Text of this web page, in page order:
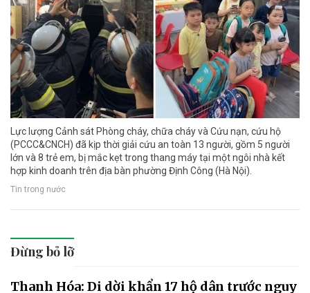
Lực lượng Cảnh sát Phòng cháy, chữa cháy và Cứu nạn, cứu hộ
(PCCC&CNCH) đã kịp thời giải cứu an toàn 13 người, gồm 5 người
lớn và 8 trẻ em, bị mắc kẹt trong thang máy tại một ngôi nhà kết
hợp kinh doanh trên địa bàn phường Định Công (Hà Nội).
Tin trong nước
Đừng bỏ lỡ
Thanh Hóa: Di dời khẩn 17 hộ dân trước nguy